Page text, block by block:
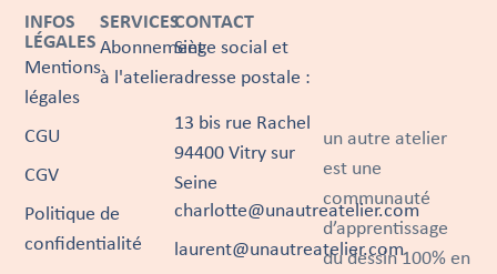
un autre atelier
est une
communauté
d’apprentissage
du dessin 100% en
SERVICES
Abonnement
à l'atelier
INFOS
LÉGALES
Mentions
légales
CGU
CGV
Politique de
confidentialité
CONTACT
Siège social et
adresse postale :
13 bis rue Rachel
94400 Vitry sur
Seine
charlotte@unautreatelier.com
laurent@unautreatelier.com